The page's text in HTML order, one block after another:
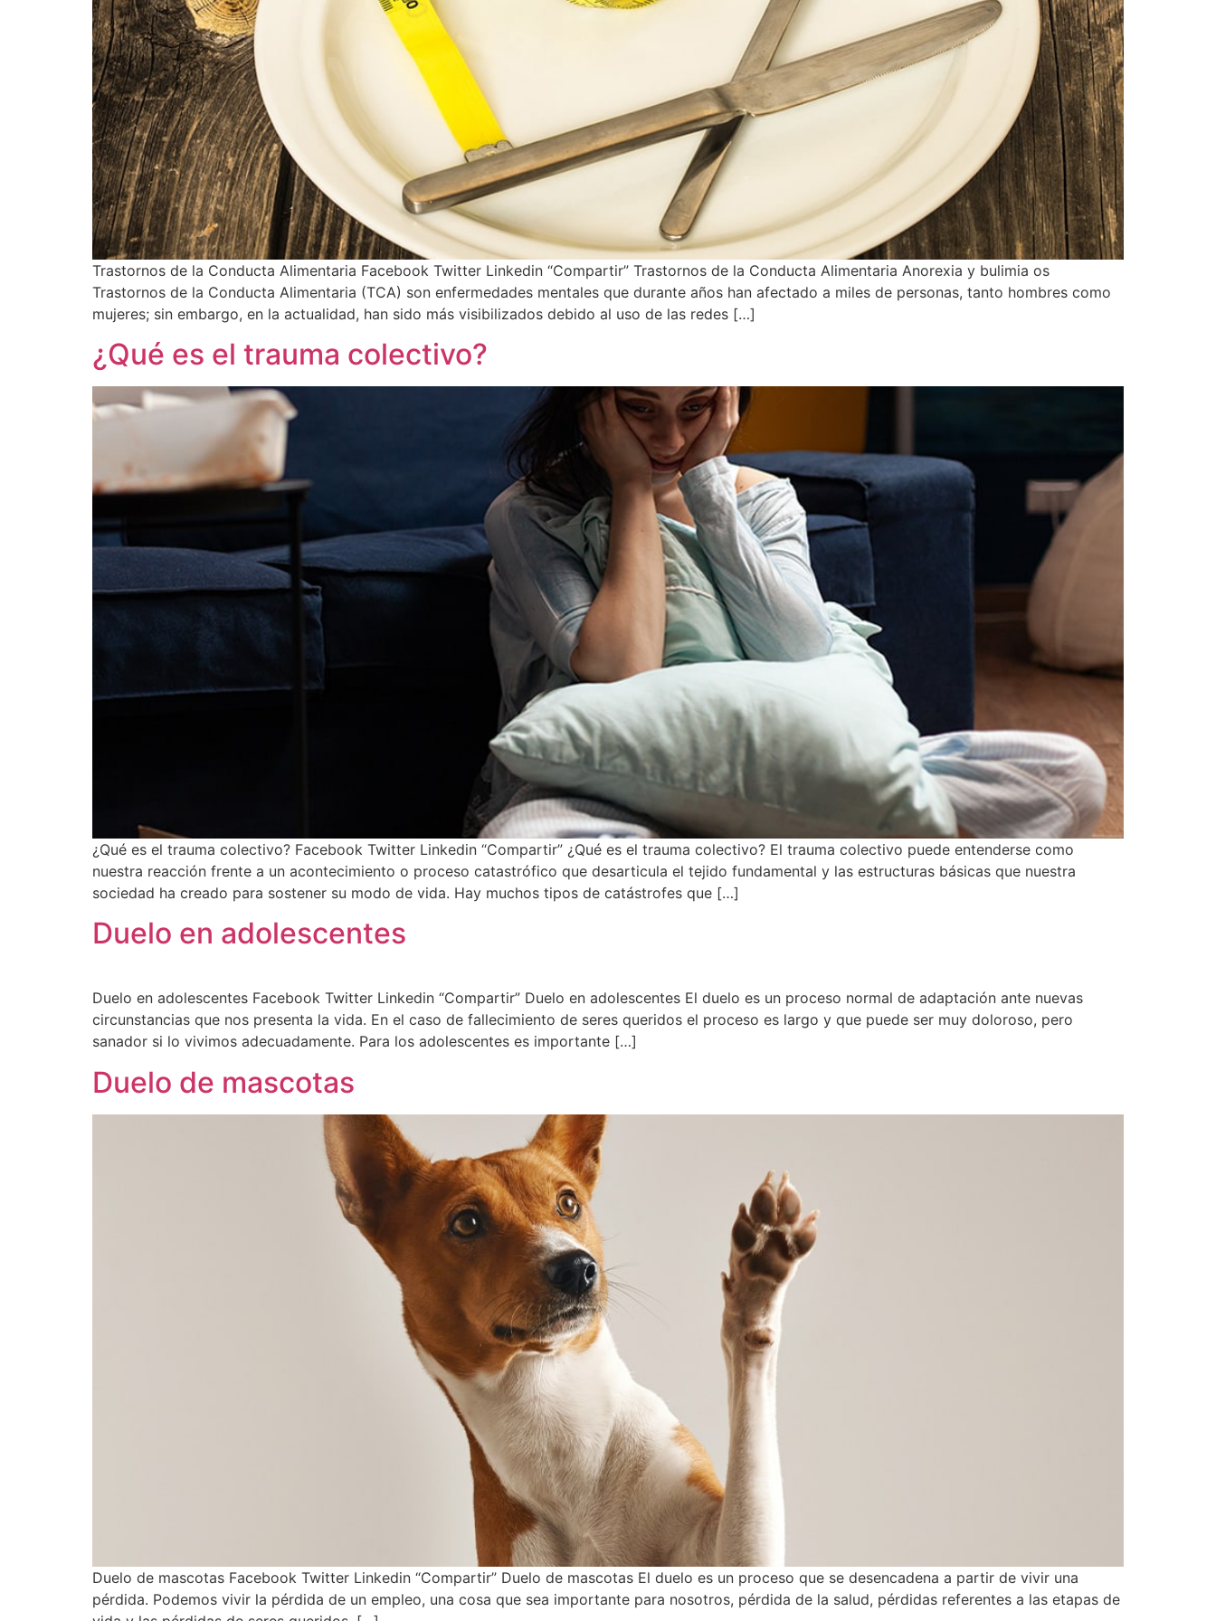
Trastornos de la Conducta Alimentaria Facebook Twitter Linkedin “Compartir” Trastornos de la Conducta Alimentaria Anorexia y bulimia os
Trastornos de la Conducta Alimentaria (TCA) son enfermedades mentales que durante años han afectado a miles de personas, tanto hombres como
mujeres; sin embargo, en la actualidad, han sido más visibilizados debido al uso de las redes […]
¿Qué es el trauma colectivo?
¿Qué es el trauma colectivo? Facebook Twitter Linkedin “Compartir” ¿Qué es el trauma colectivo? El trauma colectivo puede entenderse como
nuestra reacción frente a un acontecimiento o proceso catastrófico que desarticula el tejido fundamental y las estructuras básicas que nuestra
sociedad ha creado para sostener su modo de vida. Hay muchos tipos de catástrofes que […]
Duelo en adolescentes
Duelo en adolescentes Facebook Twitter Linkedin “Compartir” Duelo en adolescentes El duelo es un proceso normal de adaptación ante nuevas
circunstancias que nos presenta la vida. En el caso de fallecimiento de seres queridos el proceso es largo y que puede ser muy doloroso, pero
sanador si lo vivimos adecuadamente. Para los adolescentes es importante […]
Duelo de mascotas
Duelo de mascotas Facebook Twitter Linkedin “Compartir” Duelo de mascotas El duelo es un proceso que se desencadena a partir de vivir una
pérdida. Podemos vivir la pérdida de un empleo, una cosa que sea importante para nosotros, pérdida de la salud, pérdidas referentes a las etapas de